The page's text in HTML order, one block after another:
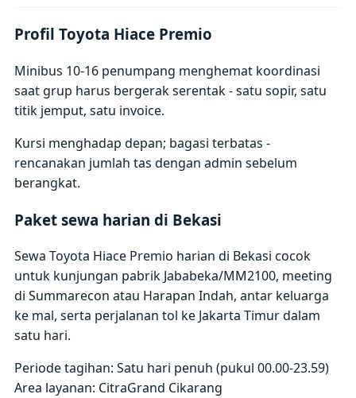
Profil Toyota Hiace Premio
Minibus 10-16 penumpang menghemat koordinasi
saat grup harus bergerak serentak - satu sopir, satu
titik jemput, satu invoice.
Kursi menghadap depan; bagasi terbatas -
rencanakan jumlah tas dengan admin sebelum
berangkat.
Paket sewa harian di Bekasi
Sewa Toyota Hiace Premio harian di Bekasi cocok
untuk kunjungan pabrik Jababeka/MM2100, meeting
di Summarecon atau Harapan Indah, antar keluarga
ke mal, serta perjalanan tol ke Jakarta Timur dalam
satu hari.
Periode tagihan: Satu hari penuh (pukul 00.00-23.59)
Area layanan: CitraGrand Cikarang